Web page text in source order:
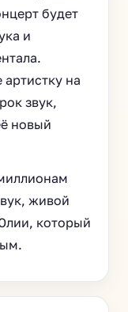
будет
и
на
звук,
новый
живой
который